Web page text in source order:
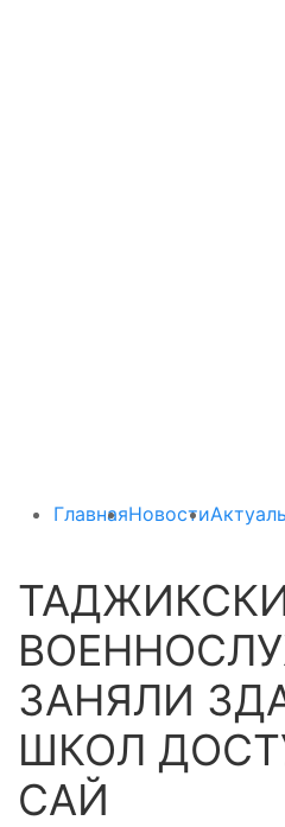
ГлавнаяНовости
ЗАНЯЛИ
ШКОЛ
САЙ